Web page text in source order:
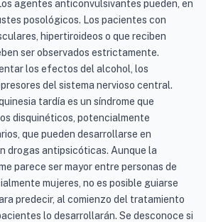
agentes anticonvulsivantes pueden, en
posológicos. Los pacientes con
hipertiroideos o que reciben
ser observados estrictamente.
los efectos del alcohol, los
del sistema nervioso central.
tardía es un síndrome que
disquinéticos, potencialmente
que pueden desarrollarse en
drogas antipsicóticas. Aunque la
parece ser mayor entre personas de
mujeres, no es posible guiarse
predecir, al comienzo del tratamiento
lo desarrollarán. Se desconoce si